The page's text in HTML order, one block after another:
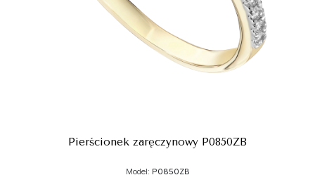
Pierścionek zaręczynowy P0850ZB
Model: P0850ZB